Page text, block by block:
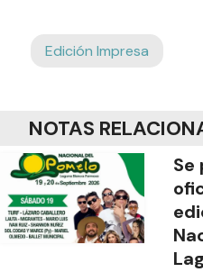
Edición Impresa
NOTAS
Se